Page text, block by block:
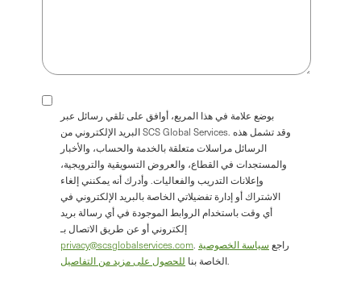
بوضع علامة في هذا المربع، أوافق على تلقي رسائل عبر
البريد الإلكتروني من SCS Global Services. وقد تشمل هذه
الرسائل مراسلات متعلقة بالخدمة والحساب، والأخبار
والمستجدات في القطاع، والعروض التسويقية والترويجية،
وإعلانات التدريب والفعاليات. وأدرك أنه يمكنني إلغاء
الاشتراك أو إدارة تفضيلاتي الخاصة بالبريد الإلكتروني في
أي وقت باستخدام الروابط الموجودة في أي رسالة بريد
إلكتروني أو عن طريق الاتصال بـ
privacy@scsglobalservices.com
. راجع سياسة الخصوصية
الخاصة بنا للحصول على مزيد من التفاصيل